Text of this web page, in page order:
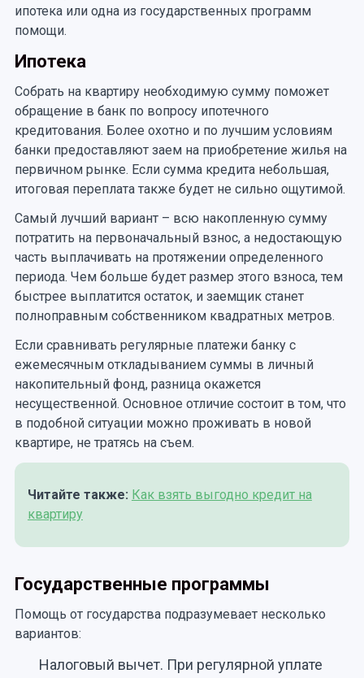
ипотека или одна из государственных программ
помощи.
Ипотека
Собрать на квартиру необходимую сумму поможет
обращение в банк по вопросу ипотечного
кредитования. Более охотно и по лучшим условиям
банки предоставляют заем на приобретение жилья на
первичном рынке. Если сумма кредита небольшая,
итоговая переплата также будет не сильно ощутимой.
Самый лучший вариант – всю накопленную сумму
потратить на первоначальный взнос, а недостающую
часть выплачивать на протяжении определенного
периода. Чем больше будет размер этого взноса, тем
быстрее выплатится остаток, и заемщик станет
полноправным собственником квадратных метров.
Если сравнивать регулярные платежи банку с
ежемесячным откладыванием суммы в личный
накопительный фонд, разница окажется
несущественной. Основное отличие состоит в том, что
в подобной ситуации можно проживать в новой
квартире, не тратясь на съем.
Читайте также: Как взять выгодно кредит на
квартиру
Государственные программы
Помощь от государства подразумевает несколько
вариантов:
Налоговый вычет. При регулярной уплате